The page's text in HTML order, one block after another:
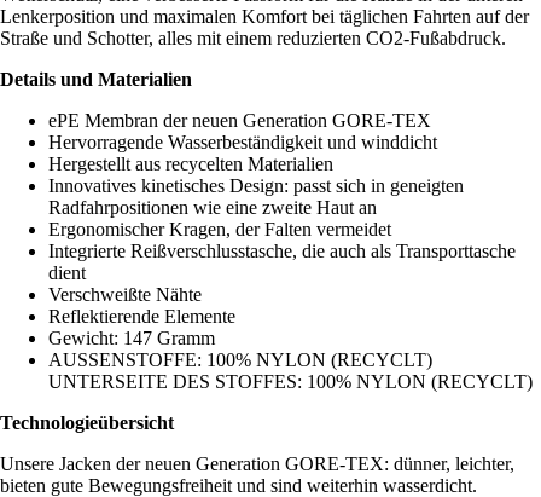
Lenkerposition und maximalen Komfort bei täglichen Fahrten auf der
Straße und Schotter, alles mit einem reduzierten CO2-Fußabdruck.
Details und Materialien
ePE Membran der neuen Generation GORE-TEX
Hervorragende Wasserbeständigkeit und winddicht
Hergestellt aus recycelten Materialien
Innovatives kinetisches Design: passt sich in geneigten
Radfahrpositionen wie eine zweite Haut an
Ergonomischer Kragen, der Falten vermeidet
Integrierte Reißverschlusstasche, die auch als Transporttasche
dient
Verschweißte Nähte
Reflektierende Elemente
Gewicht: 147 Gramm
AUSSENSTOFFE: 100% NYLON (RECYCLT)
UNTERSEITE DES STOFFES: 100% NYLON (RECYCLT)
Technologieübersicht
Unsere Jacken der neuen Generation GORE-TEX: dünner, leichter,
bieten gute Bewegungsfreiheit und sind weiterhin wasserdicht.